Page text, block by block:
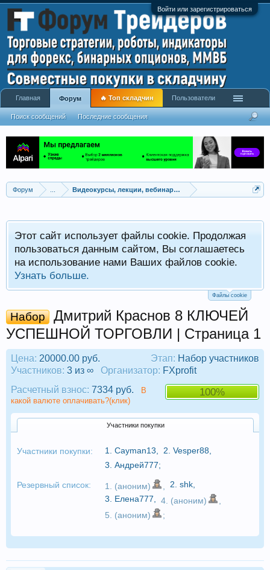
Войти или зарегистрироваться
Форум Видеокурсы, лекции, вебинары, учебный материал
Этот сайт использует файлы cookie. Продолжая
пользоваться данным сайтом, Вы соглашаетесь
на использование нами Ваших файлов cookie.
Узнать больше.
Файлы cookie
Набор
Дмитрий Краснов 8 КЛЮЧЕЙ
УСПЕШНОЙ ТОРГОВЛИ | Страница 1
Этап: Набор участников
Цена: 20000.00 руб.
Участников: 3 из ∞ Организатор: FXprofit
100%
Расчетный взнос: 7334 руб.
В
какой валюте оплачивать?(клик)
Участники покупки
Участники покупки: 1. Cayman13 2. Vesper88
3. Андрей777;
Резервный список: 1. (аноним) 2. shk
3. Елена777 4. (аноним)
5. (аноним)
;
Главная Форум
Поиск сообщений Последние сообщения
🔥 Топ складчин Пользователи